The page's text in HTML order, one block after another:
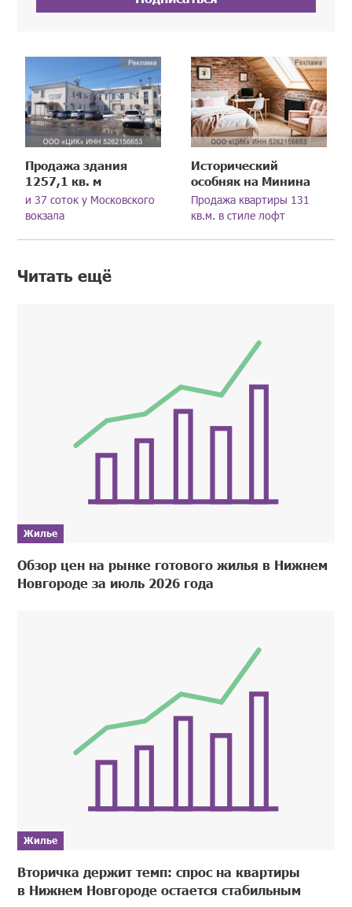
Продажа здания
1257,1 кв. м
и 37 соток у Московского
вокзала
Исторический
особняк на Минина
Продажа квартиры 131
кв.м. в стиле лофт
Читать ещё
Жилье
Обзор цен на рынке готового жилья в Нижнем
Новгороде за июль 2026 года
Жилье
Вторичка держит темп: спрос на квартиры
в Нижнем Новгороде остается стабильным